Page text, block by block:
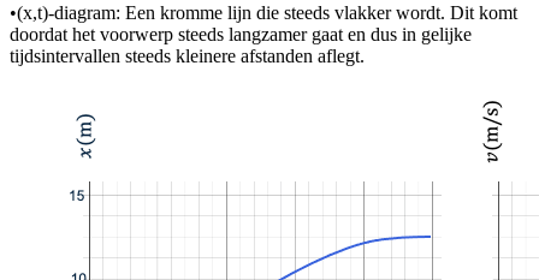
•(x,t)-diagram: Een kromme lijn die steeds vlakker wordt. Dit komt
doordat het voorwerp steeds langzamer gaat en dus in gelijke
tijdsintervallen steeds kleinere afstanden aflegt.